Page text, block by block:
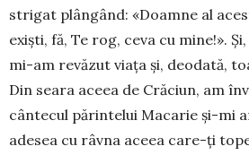
strigat plângând: «Doamne al
exiști, fă, Te rog, ceva cu mine!».
mi-am revăzut viața și, deodată,
Din seara aceea de Crăciun, am
cântecul pă­rintelui Macarie și-mi
ade­sea cu râvna aceea care-ți